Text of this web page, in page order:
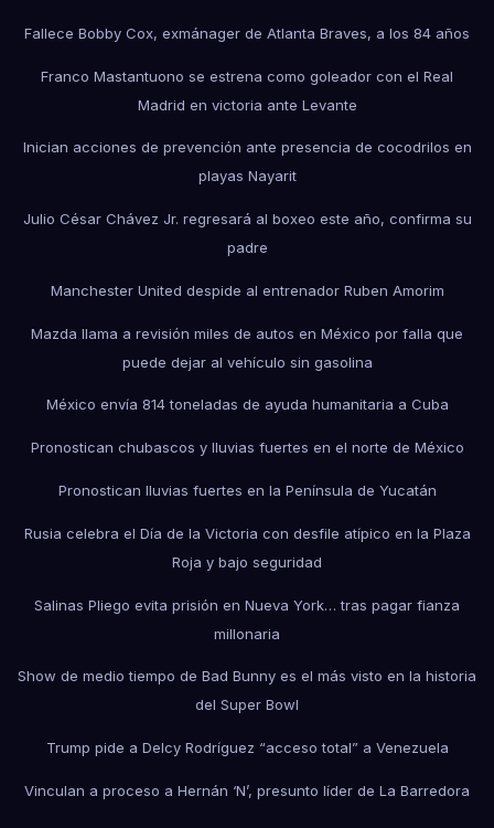
Fallece Bobby Cox, exmánager de Atlanta Braves, a los 84 años
Franco Mastantuono se estrena como goleador con el Real
Madrid en victoria ante Levante
Inician acciones de prevención ante presencia de cocodrilos en
playas Nayarit
Julio César Chávez Jr. regresará al boxeo este año, confirma su
padre
Manchester United despide al entrenador Ruben Amorim
Mazda llama a revisión miles de autos en México por falla que
puede dejar al vehículo sin gasolina
México envía 814 toneladas de ayuda humanitaria a Cuba
Pronostican chubascos y lluvias fuertes en el norte de México
Pronostican lluvias fuertes en la Península de Yucatán
Rusia celebra el Día de la Victoria con desfile atípico en la Plaza
Roja y bajo seguridad
Salinas Pliego evita prisión en Nueva York… tras pagar fianza
millonaria
Show de medio tiempo de Bad Bunny es el más visto en la historia
del Super Bowl
Trump pide a Delcy Rodríguez “acceso total” a Venezuela
Vinculan a proceso a Hernán ‘N’, presunto líder de La Barredora